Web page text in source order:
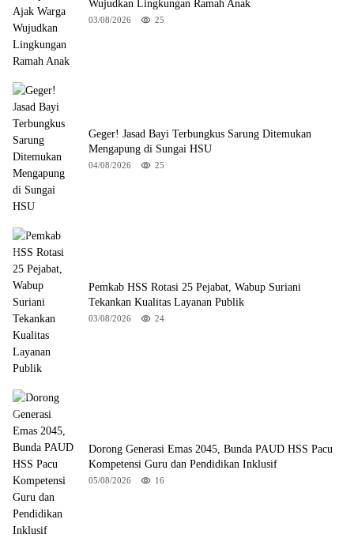
Wujudkan Lingkungan Ramah Anak
03/08/2026 25
Geger! Jasad Bayi Terbungkus Sarung Ditemukan
Mengapung di Sungai HSU
04/08/2026 25
Pemkab HSS Rotasi 25 Pejabat, Wabup Suriani
Tekankan Kualitas Layanan Publik
03/08/2026 24
Dorong Generasi Emas 2045, Bunda PAUD HSS Pacu
Kompetensi Guru dan Pendidikan Inklusif
05/08/2026 16